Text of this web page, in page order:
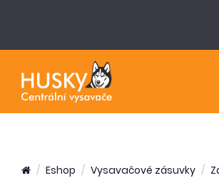
Eshop Vysavačové zásuvky